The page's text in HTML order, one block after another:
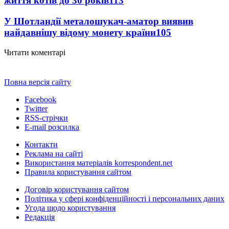
У Шотландії металошукач-аматор виявив
найдавнішу відому монету країни105
Читати коментарі
Повна версія сайту
Facebook
Twitter
RSS-стрічки
E-mail розсилка
Контакти
Реклама на сайті
Використання матеріалів korrespondent.net
Правила користування сайтом
Договір користування сайтом
Політика у сфері конфіденційності і персональних даних
Угода щодо користування
Редакція